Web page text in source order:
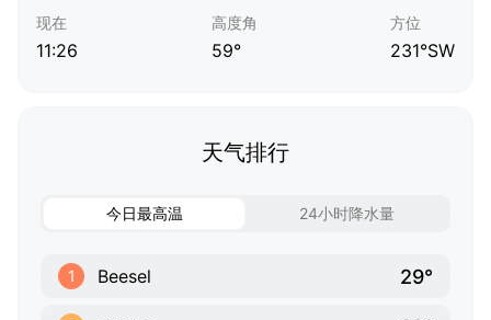
现在
11:26
高度角
59°
方位
231°SW
天气排行
今日最高温 24小时降水量
1 Beesel 29°